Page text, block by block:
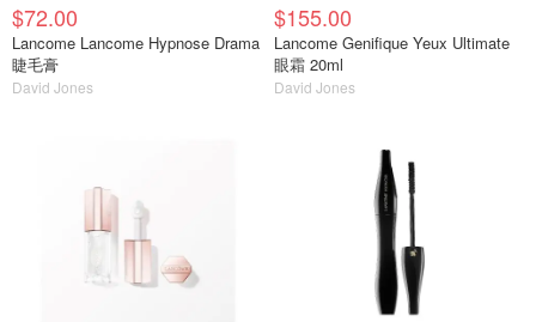
$72.00
Lancome Lancome Hypnose Drama
睫毛膏
David Jones
$155.00
Lancome Genifique Yeux Ultimate
眼霜 20ml
David Jones